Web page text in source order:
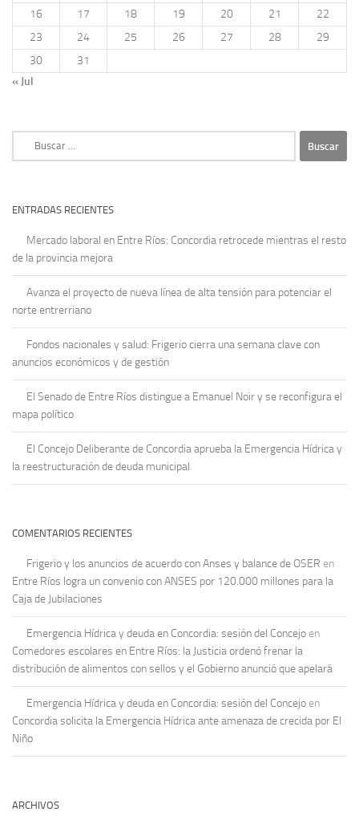
16
17 18 19 20 21
22
23
24 25 26 27 28
29
30
31
« Jul
ENTRADAS RECIENTES
Mercado laboral en Entre Ríos: Concordia retrocede mientras el resto
de la provincia mejora
Avanza el proyecto de nueva línea de alta tensión para potenciar el
norte entrerriano
Fondos nacionales y salud: Frigerio cierra una semana clave con
anuncios económicos y de gestión
El Senado de Entre Ríos distingue a Emanuel Noir y se reconfigura el
mapa político
El Concejo Deliberante de Concordia aprueba la Emergencia Hídrica y
la reestructuración de deuda municipal
COMENTARIOS RECIENTES
Frigerio y los anuncios de acuerdo con Anses y balance de OSER en
Entre Ríos logra un convenio con ANSES por 120.000 millones para la
Caja de Jubilaciones
Emergencia Hídrica y deuda en Concordia: sesión del Concejo en
Comedores escolares en Entre Ríos: la Justicia ordenó frenar la
distribución de alimentos con sellos y el Gobierno anunció que apelará
Emergencia Hídrica y deuda en Concordia: sesión del Concejo en
Concordia solicita la Emergencia Hídrica ante amenaza de crecida por El
Niño
ARCHIVOS